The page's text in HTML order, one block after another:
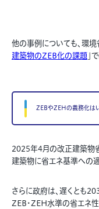
他の事例についても、環境
建築物のZEB化の課題」
ZEBやZEHの義務化は
2025年4月の改正建築物
建築物に省エネ基準への
さらに政府は、遅くとも
ZEB・ZEH水準の省エネ